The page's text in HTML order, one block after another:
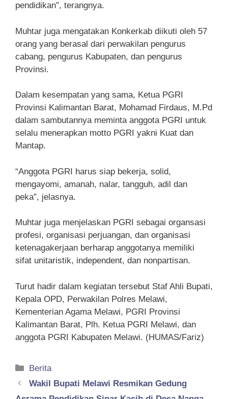
pendidikan”, terangnya.
Muhtar juga mengatakan Konkerkab diikuti oleh 57
orang yang berasal dari perwakilan pengurus
cabang, pengurus Kabupaten, dan pengurus
Provinsi.
Dalam kesempatan yang sama, Ketua PGRI
Provinsi Kalimantan Barat, Mohamad Firdaus, M.Pd
dalam sambutannya meminta anggota PGRI untuk
selalu menerapkan motto PGRI yakni Kuat dan
Mantap.
“Anggota PGRI harus siap bekerja, solid,
mengayomi, amanah, nalar, tangguh, adil dan
peka”, jelasnya.
Muhtar juga menjelaskan PGRI sebagai organsasi
profesi, organisasi perjuangan, dan organisasi
ketenagakerjaan berharap anggotanya memiliki
sifat unitaristik, independent, dan nonpartisan.
Turut hadir dalam kegiatan tersebut Staf Ahli Bupati,
Kepala OPD, Perwakilan Polres Melawi,
Kementerian Agama Melawi, PGRI Provinsi
Kalimantan Barat, Plh. Ketua PGRI Melawi, dan
anggota PGRI Kabupaten Melawi. (HUMAS/Fariz)
Kategori
Berita
Wakil Bupati Melawi Resmikan Gedung